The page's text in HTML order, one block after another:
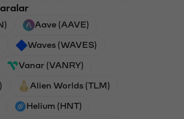
Aave (AAVE)
Waves (WAVES)
Vanar (VANRY)
Alien Worlds (TLM)
Helium (HNT)